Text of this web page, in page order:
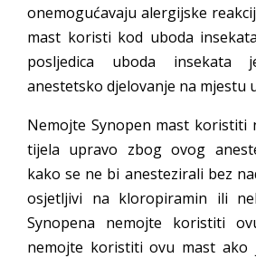
onemogućavaju alergijske
mast koristi kod uboda
posljedica uboda insekata
anestetsko djelovanje na mjestu
Nemojte Synopen mast koristiti
tijela upravo zbog ovog
kako se ne bi anestezirali bez
osjetljivi na kloropiramin ili
Synopena nemojte koristiti
nemojte koristiti ovu mast ako